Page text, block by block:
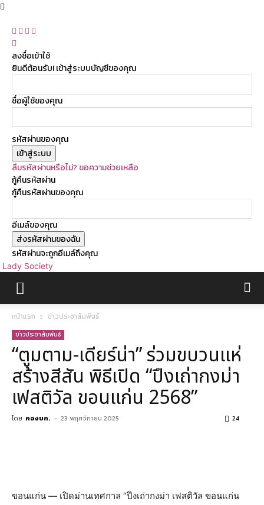
ลงชื่อเข้าใช้
ยินดีต้อนรับ! เข้าสู่ระบบบัญชีของคุณ
ชื่อผู้ใช้ของคุณ
รหัสผ่านของคุณ
ลืมรหัสผ่านหรือไม่? ขอความช่วยเหลือ
กู้คืนรหัสผ่าน
กู้คืนรหัสผ่านของคุณ
อีเมล์ของคุณ
รหัสผ่านจะถูกอีเมล์ถึงคุณ
Lady Society
หน้าแรก ข่าวประชาสัมพันธ์
ข่าวประชาสัมพันธ์
“ตูมตาม-เดียร์น่า” ร่วมขบวนแห่
สร้างสีสัน พิธีเปิด “ปึงเถ่ากงม่า
เฟสติวัล ขอนแก่น 2568”
โดย กองบก. - 23 พฤศจิกายน 2025 24
ขอนแก่น — เปิดม่านเทศกาล “ปึงเถ่ากงม่า เฟสติวัล ขอนแก่น